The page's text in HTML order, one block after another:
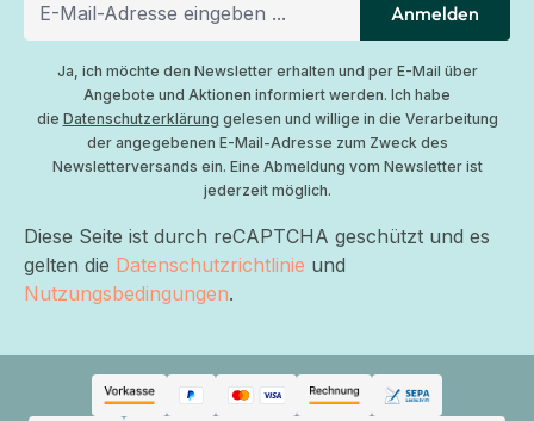
Anmelden
Ja, ich möchte den Newsletter erhalten und per E-Mail über
Angebote und Aktionen informiert werden. Ich habe
die Datenschutzerklärung gelesen und willige in die Verarbeitung
der angegebenen E-Mail-Adresse zum Zweck des
Newsletterversands ein. Eine Abmeldung vom Newsletter ist
jederzeit möglich.
Diese Seite ist durch reCAPTCHA geschützt und es
gelten die Datenschutzrichtlinie und
Nutzungsbedingungen.